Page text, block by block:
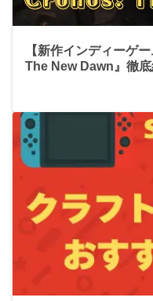
【新作インディーゲ
The New Dawn』徹